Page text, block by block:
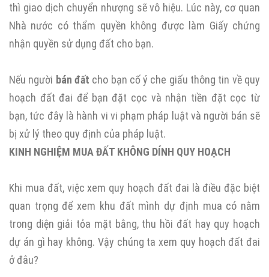
thì giao dịch chuyển nhượng sẽ vô hiệu. Lúc này, cơ quan
Nhà nước có thẩm quyền không được làm Giấy chứng
nhận quyền sử dụng đất cho bạn.
Nếu người bán đất cho bạn cố ý che giấu thông tin về quy
hoạch đất đai để bạn đặt cọc và nhận tiền đặt cọc từ
bạn, tức đây là hành vi vi phạm pháp luật và người bán sẽ
bị xử lý theo quy định của pháp luật.
KINH NGHIỆM MUA ĐẤT KHÔNG DÍNH QUY HOẠCH
Khi mua đất, việc xem quy hoạch đất đai là điều đặc biệt
quan trọng để xem khu đất mình dự định mua có nằm
trong diện giải tỏa mặt bằng, thu hồi đất hay quy hoạch
dự án gì hay không. Vậy chúng ta xem quy hoạch đất đai
ở đâu?